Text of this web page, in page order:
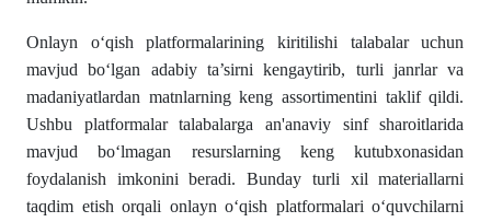
Onlayn oʻqish platformalarining kiritilishi talabalar uchun
mavjud boʻlgan adabiy ta’sirni kengaytirib, turli janrlar va
madaniyatlardan matnlarning keng assortimentini taklif qildi.
Ushbu platformalar talabalarga an'anaviy sinf sharoitlarida
mavjud boʻlmagan resurslarning keng kutubxonasidan
foydalanish imkonini beradi. Bunday turli xil materiallarni
taqdim etish orqali onlayn oʻqish platformalari oʻquvchilarni